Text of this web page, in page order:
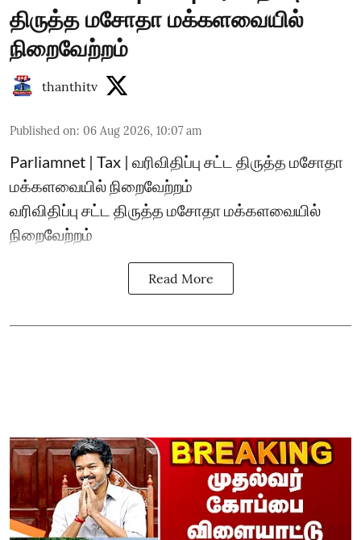
திருத்த மசோதா மக்களவையில்
நிறைவேற்றம்
thanthitv
Published on: 06 Aug 2026, 10:07 am
Parliamnet | Tax | வரிவிதிப்பு சட்ட திருத்த மசோதா
மக்களவையில் நிறைவேற்றம்
வரிவிதிப்பு சட்ட திருத்த மசோதா மக்களவையில்
நிறைவேற்றம்
Read More